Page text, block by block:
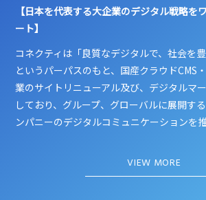
【日本を代表する大企業のデジタル戦略を
ート】
コネクティは「良質なデジタルで、社会を
というパーパスのもと、国産クラウドCMS
業のサイトリニューアル及び、デジタルマ
しており、グループ、グローバルに展開す
ンパニーのデジタルコミュニケーションを
VIEW MORE